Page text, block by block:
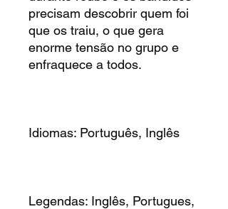
precisam descobrir quem foi
que os traiu, o que gera
enorme tensão no grupo e
enfraquece a todos.
Idiomas: Português, Inglês
Legendas: Inglês, Portugues,